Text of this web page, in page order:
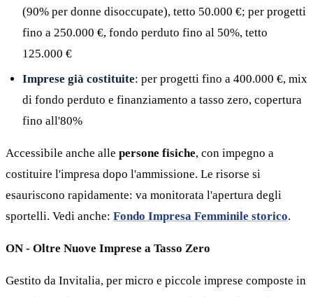
(90% per donne disoccupate), tetto 50.000 €; per progetti
fino a 250.000 €, fondo perduto fino al 50%, tetto
125.000 €
Imprese già costituite: per progetti fino a 400.000 €, mix
di fondo perduto e finanziamento a tasso zero, copertura
fino all'80%
Accessibile anche alle persone fisiche, con impegno a
costituire l'impresa dopo l'ammissione. Le risorse si
esauriscono rapidamente: va monitorata l'apertura degli
sportelli. Vedi anche: Fondo Impresa Femminile storico.
ON - Oltre Nuove Imprese a Tasso Zero
Gestito da Invitalia, per micro e piccole imprese composte in